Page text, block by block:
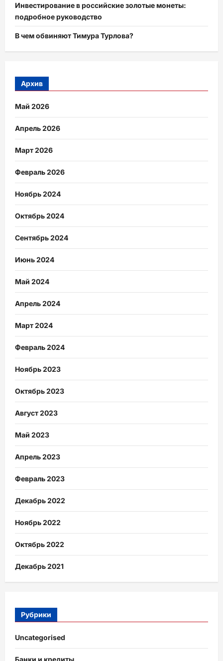
Инвестирование в российские золотые монеты:
подробное руководство
В чем обвиняют Тимура Турлова?
Архив
Май 2026
Апрель 2026
Март 2026
Февраль 2026
Ноябрь 2024
Октябрь 2024
Сентябрь 2024
Июнь 2024
Май 2024
Апрель 2024
Март 2024
Февраль 2024
Ноябрь 2023
Октябрь 2023
Август 2023
Май 2023
Апрель 2023
Февраль 2023
Декабрь 2022
Ноябрь 2022
Октябрь 2022
Декабрь 2021
Рубрики
Uncategorised
Банки и кредиты